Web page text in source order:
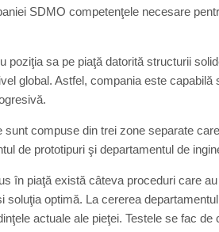
SDMO competenţele necesare
poziţia sa pe piaţă datorită structurii
global. Astfel, compania este
compuse din trei zone separate
de prototipuri şi departamentul de
în piaţă există câteva proceduri care
soluţia optimă. La cererea
actuale ale pieţei. Testele se fac